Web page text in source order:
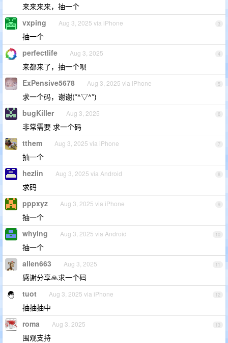
来来来来，抽一个
3
vxping Aug 3, 2025 via iPhone
抽一个
4
perfectlife Aug 3, 2025
来都来了，抽一个呗
5
ExPensive5678 Aug 3, 2025 via iPhone
求一个码，谢谢(*^▽^*)
6
bugKiller Aug 3, 2025
非常需要 求一个码
7
tthem Aug 3, 2025 via iPhone
抽一个
8
hezlin Aug 3, 2025 via Android
求码
9
pppxyz Aug 3, 2025 via iPhone
抽一个
10
whying Aug 3, 2025 via Android
抽一个
11
allen663 Aug 3, 2025
感谢分享🙏求一个码
12
tuot Aug 3, 2025 via iPhone
抽抽抽中
13
roma Aug 3, 2025
围观支持